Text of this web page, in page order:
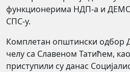
функционерима НДП-а и
СПС-у.
Комплетан општински одбор
челу са Славеном Татићем,
приступили су данас